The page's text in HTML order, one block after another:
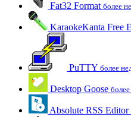
Fat32 Format более
KaraokeKanta Free
PuTTY более
Desktop Goose
Absolute RSS Editor